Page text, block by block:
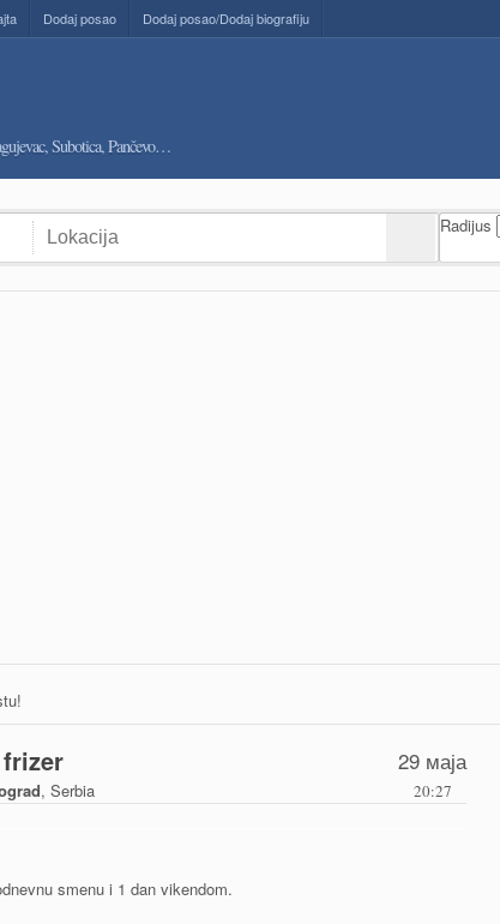
Dodaj posao/Dodaj biografiju
Dodaj posao
Subotica, Pančevo…
Radijus
29 маја
20:27
, Serbia
smenu i 1 dan vikendom.